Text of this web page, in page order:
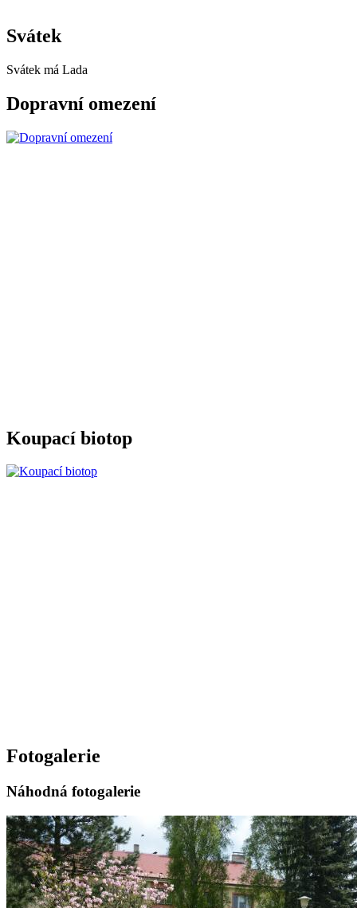
Svátek
Svátek má Lada
Dopravní omezení
Koupací biotop
Fotogalerie
Náhodná fotogalerie